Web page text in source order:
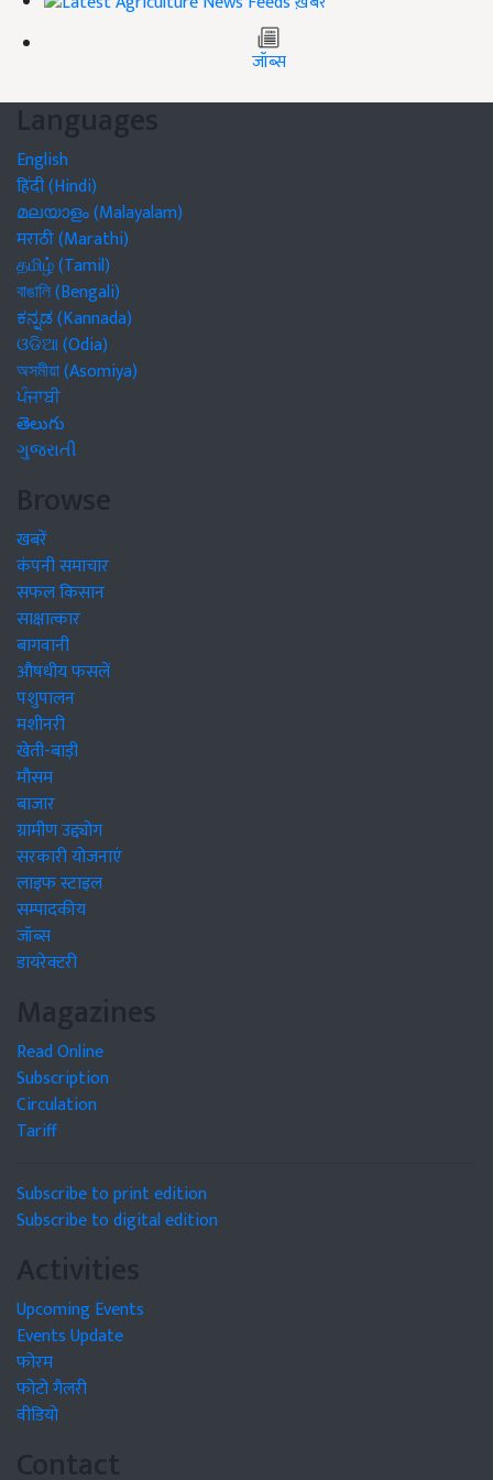
जॉब्स
Languages
English
हिंदी (Hindi)
മലയാളം (Malayalam)
मराठी (Marathi)
தமிழ் (Tamil)
বাঙালি (Bengali)
ಕನ್ನಡ (Kannada)
ଓଡିଆ (Odia)
অসমীয়া (Asomiya)
ਪੰਜਾਬੀ
తెలుగు
ગુજરાતી
Browse
खबरें
कंपनी समाचार
सफल किसान
साक्षात्कार
बागवानी
औषधीय फसलें
पशुपालन
मशीनरी
खेती-बाड़ी
मौसम
बाजार
ग्रामीण उद्द्योग
सरकारी योजनाएं
लाइफ स्टाइल
सम्पादकीय
जॉब्स
डायरेक्टरी
Magazines
Read Online
Subscription
Circulation
Tariff
Subscribe to print edition
Subscribe to digital edition
Activities
Upcoming Events
Events Update
फोरम
फोटो गैलरी
वीडियो
Contact